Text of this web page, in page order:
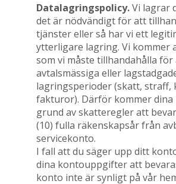
Datalagringspolicy.Vi lagrar
det är nödvändigt för att
tjänster eller så har vi ett
ytterligare lagring. Vi kommer
som vi måste tillhandahålla
avtalsmässiga eller
lagringsperioder (skatt, straff,
fakturor). Därför kommer
grund av skatteregler att
(10) fulla räkenskapsår från
servicekonto.
I fall att du säger upp ditt
dina kontouppgifter att
konto inte är synligt på vår